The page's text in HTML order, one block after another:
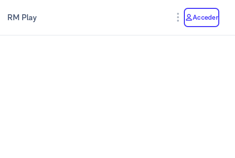
RM Play Acceder